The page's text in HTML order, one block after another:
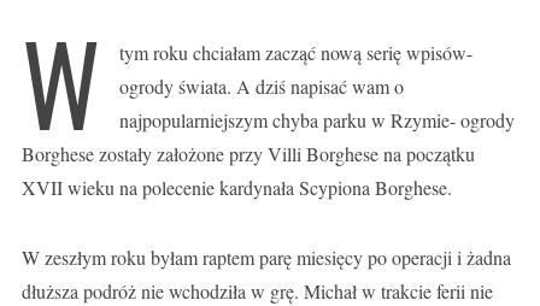
W
tym roku chciałam zacząć nową serię wpisów-
ogrody świata. A dziś napisać wam o
najpopularniejszym chyba parku w Rzymie- ogrody
Borghese zostały założone przy Villi Borghese na początku
XVII wieku na polecenie kardynała Scypiona Borghese.
W zeszłym roku byłam raptem parę miesięcy po operacji i żadna
dłuższa podróż nie wchodziła w grę. Michał w trakcie ferii nie